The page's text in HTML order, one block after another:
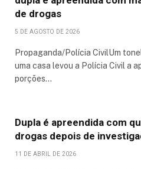
de drogas
5 DE AGOSTO DE 2026
Propaganda/Polícia CivilUm
uma casa levou a Polícia Civil a
porções…
Dupla é apreendida com
drogas depois de
11 DE ABRIL DE 2026